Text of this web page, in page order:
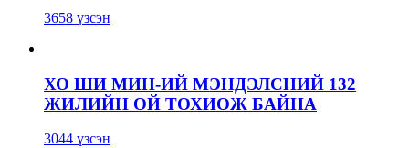
3658 үзсэн
ХО ШИ МИН-ИЙ МЭНДЭЛСНИЙ 132
ЖИЛИЙН ОЙ ТОХИОЖ БАЙНА
3044 үзсэн